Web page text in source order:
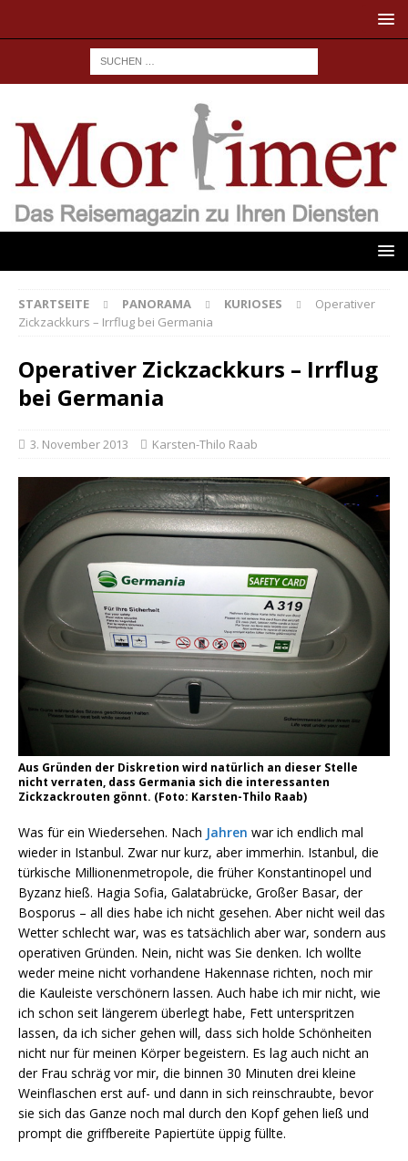
STARTSEITE PANORAMA KURIOSES
Operativer
Zickzackkurs – Irrflug bei Germania
Operativer Zickzackkurs – Irrflug
bei Germania
3. November 2013 Karsten-Thilo Raab
Aus Gründen der Diskretion wird natürlich an dieser Stelle
nicht verraten, dass Germania sich die interessanten
Zickzackrouten gönnt. (Foto: Karsten-Thilo Raab)
Was für ein Wiedersehen. Nach Jahren war ich endlich mal
wieder in Istanbul. Zwar nur kurz, aber immerhin. Istanbul, die
türkische Millionenmetropole, die früher Konstantinopel und
Byzanz hieß. Hagia Sofia, Galatabrücke, Großer Basar, der
Bosporus – all dies habe ich nicht gesehen. Aber nicht weil das
Wetter schlecht war, was es tatsächlich aber war, sondern aus
operativen Gründen. Nein, nicht was Sie denken. Ich wollte
weder meine nicht vorhandene Hakennase richten, noch mir
die Kauleiste verschönern lassen. Auch habe ich mir nicht, wie
ich schon seit längerem überlegt habe, Fett unterspritzen
lassen, da ich sicher gehen will, dass sich holde Schönheiten
nicht nur für meinen Körper begeistern. Es lag auch nicht an
der Frau schräg vor mir, die binnen 30 Minuten drei kleine
Weinflaschen erst auf- und dann in sich reinschraubte, bevor
sie sich das Ganze noch mal durch den Kopf gehen ließ und
prompt die griffbereite Papiertüte üppig füllte.